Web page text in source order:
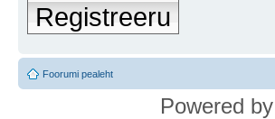
Registreeru
Foorumi pealeht
Powered by